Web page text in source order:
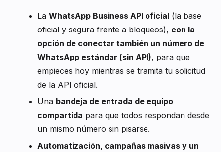
La WhatsApp Business API oficial (la base
oficial y segura frente a bloqueos), con la
opción de conectar también un número de
WhatsApp estándar (sin API), para que
empieces hoy mientras se tramita tu solicitud
de la API oficial.
Una bandeja de entrada de equipo
compartida para que todos respondan desde
un mismo número sin pisarse.
Automatización, campañas masivas y un